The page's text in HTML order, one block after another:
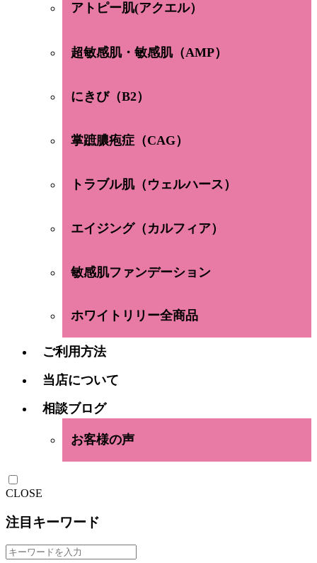
アトピー肌(アクエル）
超敏感肌・敏感肌（AMP）
にきび（B2）
掌蹠膿疱症（CAG）
トラブル肌（ウェルハース）
エイジング（カルフィア）
敏感肌ファンデーション
ホワイトリリー全商品
ご利用方法
当店について
相談ブログ
お客様の声
CLOSE
注目キーワード